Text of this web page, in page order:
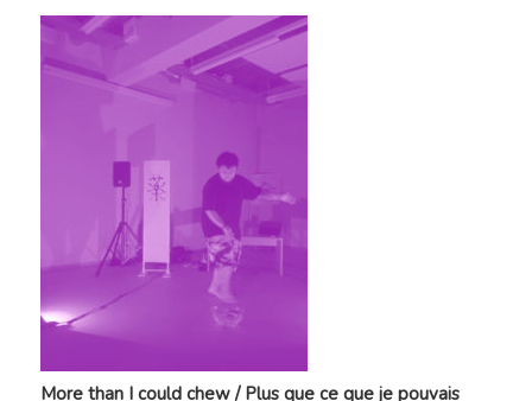
More than I could chew / Plus que ce que je pouvais